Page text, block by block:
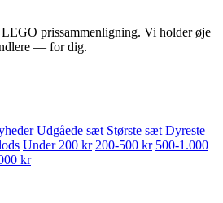
prissammenligning. Vi holder øje
— for dig.
Udgåede sæt Største sæt Dyreste
Under 200 kr 200-500 kr 500-1.000
kr